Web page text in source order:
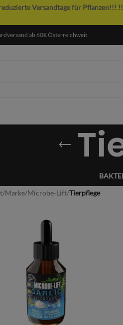
Versandtage für Pflanzen!!!
ab 60€ Österreichweit
/Marke/Microbe-Lift/Tierpflege